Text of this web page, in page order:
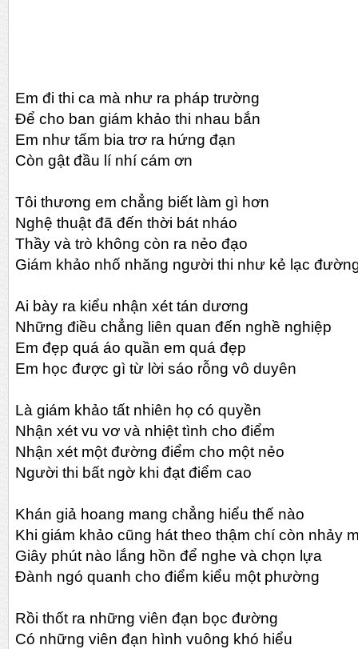
Em đi thi ca mà như ra pháp trường
Để cho ban giám khảo thi nhau bắn
Em như tấm bia trơ ra hứng đạn
Còn gật đầu lí nhí cám ơn
Tôi thương em chẳng biết làm gì hơn
Nghệ thuật đã đến thời bát nháo
Thầy và trò không còn ra nẻo đạo
Giám khảo nhố nhăng người thi như kẻ lạc
Ai bày ra kiểu nhận xét tán dương
Những điều chẳng liên quan đến nghề nghiệp
Em đẹp quá áo quần em quá đẹp
Em học được gì từ lời sáo rỗng vô duyên
Là giám khảo tất nhiên họ có quyền
Nhận xét vu vơ và nhiệt tình cho điểm
Nhận xét một đường điểm cho một nẻo
Người thi bất ngờ khi đạt điểm cao
Khán giả hoang mang chẳng hiểu thế nào
Khi giám khảo cũng hát theo thậm chí còn nhảy
Giây phút nào lắng hồn để nghe và chọn lựa
Đành ngó quanh cho điểm kiểu một phường
Rồi thốt ra những viên đạn bọc đường
Có những viên đạn hình vuông khó hiểu